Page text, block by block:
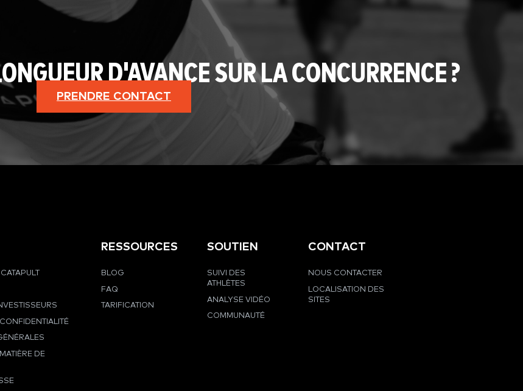
D'AVANCE SUR LA CONCURRENCE ?
PRENDRE CONTACT
DE
RESSOURCES
BLOG
FAQ
TARIFICATION
SOUTIEN
SUIVI DES
ATHLÈTES
ANALYSE VIDÉO
COMMUNAUTÉ
CONTACT
NOUS CONTACTER
LOCALISATION DES
SITES